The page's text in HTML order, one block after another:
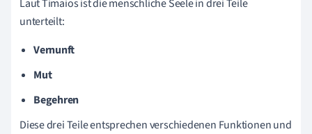
Laut Timaios ist die menschliche Seele in drei Teile
unterteilt:
Vernunft
Mut
Begehren
Diese drei Teile entsprechen verschiedenen Funktionen und